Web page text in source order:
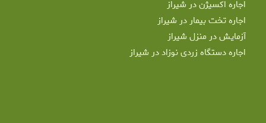
اجاره اکسیژن در شیراز
اجاره تخت بیمار در شیراز
آزمایش در منزل شیراز
اجاره دستگاه زردی نوزاد در شیراز